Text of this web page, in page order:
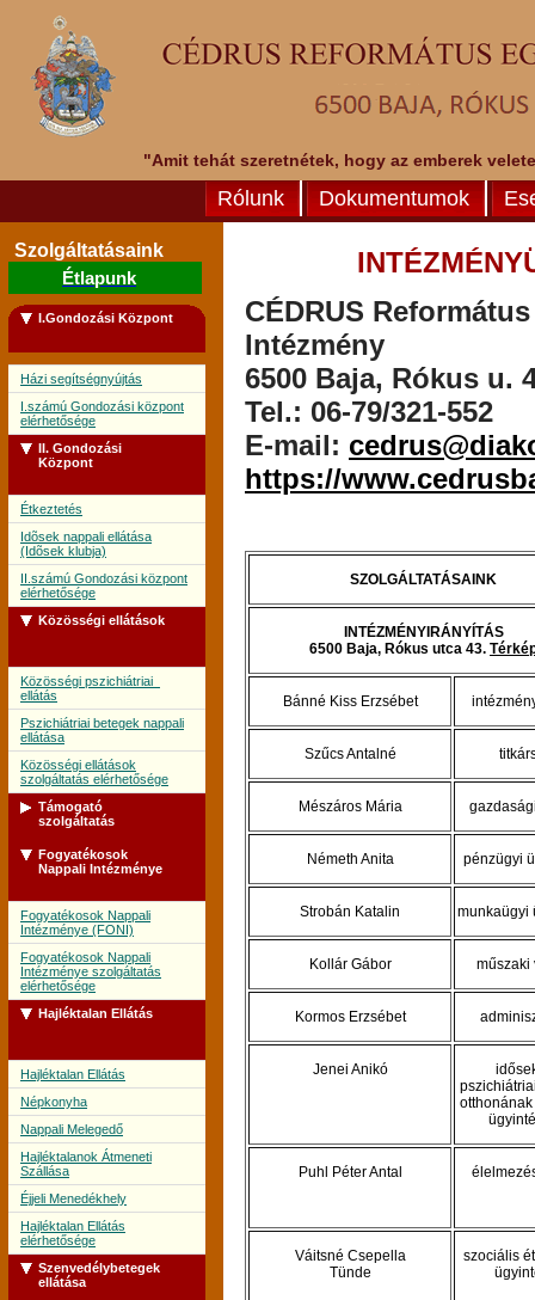
"Amit tehát szeretnétek, hogy az emberek
Rólunk Dokumentumok
Szolgáltatásaink
Étlapunk
I.Gondozási Központ
Házi segítségnyújtás
I.számú Gondozási központ
elérhetősége
II. Gondozási
Központ
Étkeztetés
Idõsek nappali ellátása
(Idõsek klubja)
II.számú Gondozási központ
elérhetősége
Közösségi ellátások
Közösségi pszichiátriai
ellátás
Pszichiátriai betegek nappali
ellátása
Közösségi ellátások
szolgáltatás elérhetősége
Támogató
szolgáltatás
Támogató szolgálat
szolgáltatás elérhetősége
Fogyatékosok
Nappali Intézménye
Fogyatékosok Nappali
Intézménye (FONI)
Fogyatékosok Nappali
Intézménye szolgáltatás
elérhetősége
Hajléktalan Ellátás
Hajléktalan Ellátás
Népkonyha
Nappali Melegedő
Hajléktalanok Átmeneti
Szállása
Éjjeli Menedékhely
Hajléktalan Ellátás
elérhetősége
Szenvedélybetegek
ellátása
CÉDRUS
Intézmény
6500 Baja, Rókus u.
Tel.: 06-79/321-552
E-mail:
https://
SZOLGÁLTATÁSAINK
INTÉZMÉNYIRÁNYÍTÁS
6500 Baja, Rókus utca 43.
Bánné Kiss Erzsébet
Szűcs Antalné
Mészáros Mária
Németh Anita pénzügyi
Strobán Katalin munkaügyi
Kollár Gábor műszaki
Kormos Erzsébet
Jenei Anikó
Puhl Péter Antal
Váitsné Csepella
Tünde
szociális